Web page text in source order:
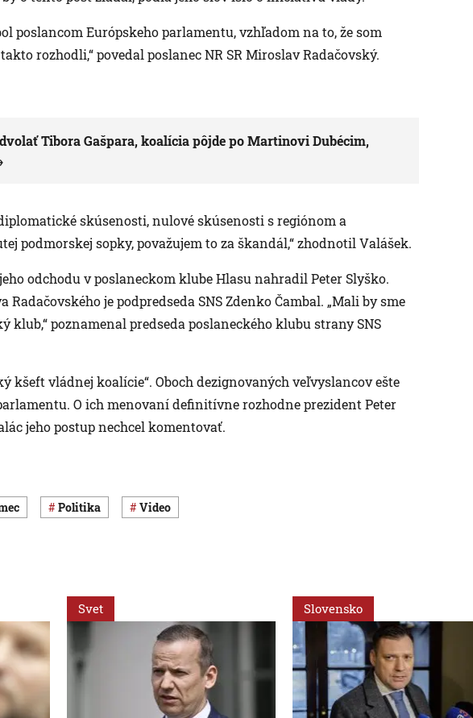
poslancom Európskeho parlamentu, vzhľadom na to, že som
rozhodli,“ povedal poslanec NR SR Miroslav Radačovský.
Tibora Gašpara, koalícia pôjde po Martinovi Dubécim,
skúsenosti, nulové skúsenosti s regiónom a
podmorskej sopky, považujem to za škandál,“ zhodnotil Valášek.
odchodu v poslaneckom klube Hlasu nahradil Peter Slyško.
je podpredseda SNS Zdenko Čambal. „Mali by sme
klub,“ poznamenal predseda poslaneckého klubu strany SNS
kšeft vládnej koalície“. Oboch dezignovaných veľvyslancov ešte
O ich menovaní definitívne rozhodne prezident Peter
jeho postup nechcel komentovať.
Politika Video
Svet Slovensko